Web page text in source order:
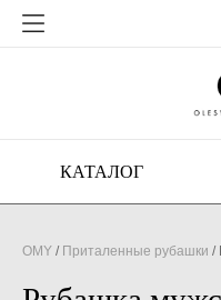
КАТАЛОГ
OMY / Приталенные рубашки /